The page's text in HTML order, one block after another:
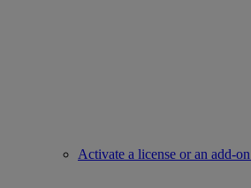
Activate a license or an add-